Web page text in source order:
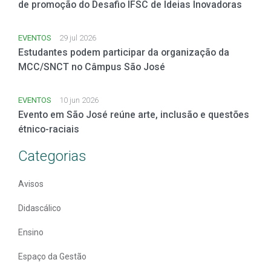
de promoção do Desafio IFSC de Ideias Inovadoras
EVENTOS 29 jul 2026
Estudantes podem participar da organização da
MCC/SNCT no Câmpus São José
EVENTOS 10 jun 2026
Evento em São José reúne arte, inclusão e questões
étnico-raciais
Categorias
Avisos
Didascálico
Ensino
Espaço da Gestão